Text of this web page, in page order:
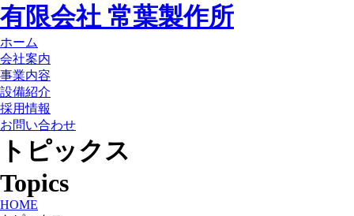
有限会社 常葉製作所
ホーム
会社案内
事業内容
設備紹介
採用情報
お問い合わせ
トピックス
Topics
HOME